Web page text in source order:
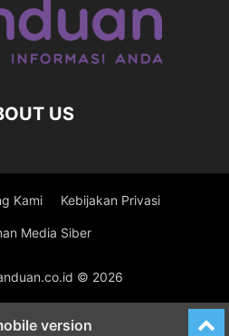
US
Kami Kebijakan Privasi
Media Siber
© 2026
version